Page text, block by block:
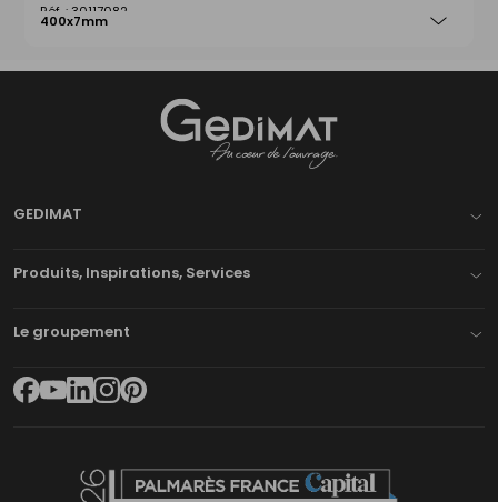
30117082
400x7mm
GEDIMAT
Produits, Inspirations, Services
Le groupement